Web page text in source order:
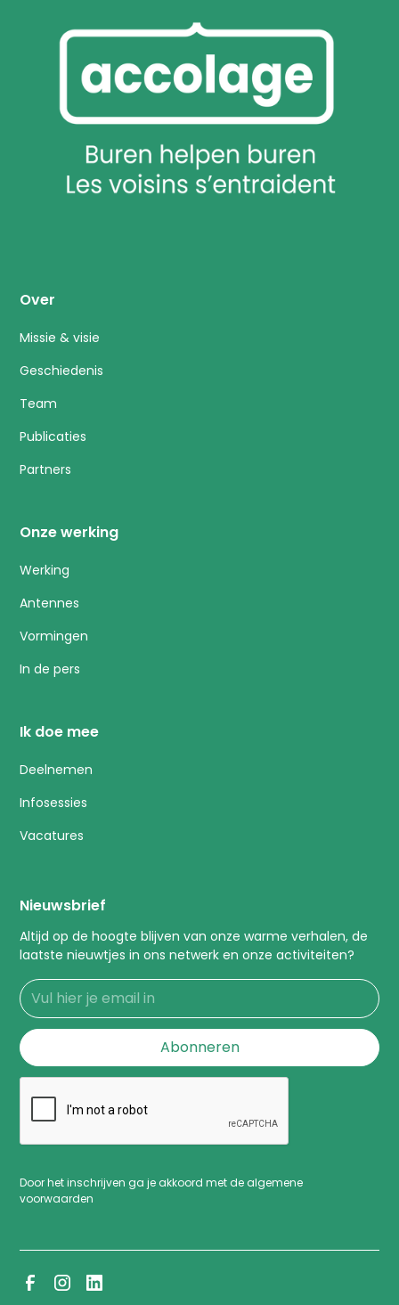
Over
Missie & visie
Geschiedenis
Team
Publicaties
Partners
Onze werking
Werking
Antennes
Vormingen
In de pers
Ik doe mee
Deelnemen
Infosessies
Vacatures
Nieuwsbrief
Altijd op de hoogte blijven van onze warme verhalen, de
laatste nieuwtjes in ons netwerk en onze activiteiten?
Door het inschrijven ga je akkoord met de algemene
voorwaarden